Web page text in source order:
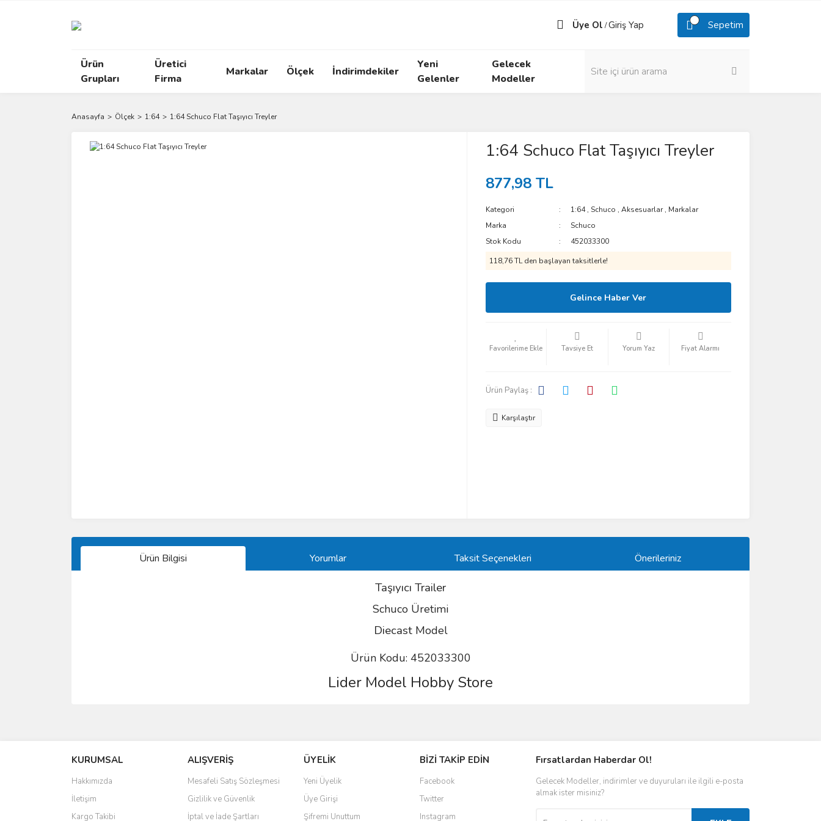
Üye Ol /Giriş Yap Sepetim
Ürün
Grupları
Üretici
Firma
Markalar Ölçek İndirimdekiler
Yeni
Gelenler
Gelecek
Modeller
Anasayfa Ölçek 1:64 1:64 Schuco Flat Taşıyıcı Treyler
1:64 Schuco Flat Taşıyıcı Treyler
877,98 TL
Kategori 1:64,Schuco ,Aksesuarlar, Markalar
Marka
Schuco
Stok Kodu
452033300
118,76 TL den başlayan taksitlerle!
Gelince Haber Ver
Tavsiye Et Yorum Yaz Fiyat Alarmı
Ürün Paylaş :
Karşılaştır
Ürün Bilgisi Yorumlar Taksit Seçenekleri Önerileriniz
Taşıyıcı Trailer
Schuco Üretimi
Diecast Model
Ürün Kodu: 452033300
Lider Model Hobby Store
Ürün resmi kalitesiz, bozuk veya görüntülenemiyor.
Ürün açıklamasında eksik bilgiler bulunuyor.
Ürün bilgilerinde hatalar bulunuyor.
Ürün fiyatı diğer sitelerden daha pahalı.
KURUMSAL
Hakkımızda
İletişim
Kargo Takibi
ALIŞVERİŞ
Mesafeli Satış Sözleşmesi
Gizlilik ve Güvenlik
İptal ve İade Şartları
ÜYELİK
Yeni Üyelik
Üye Girişi
Şifremi Unuttum
BİZİ TAKİP EDİN
Facebook
Twitter
Instagram
Fırsatlardan Haberdar Ol!
Gelecek Modeller, indirimler ve duyuruları ile ilgili e-posta
almak ister misiniz?